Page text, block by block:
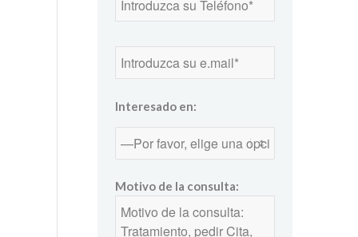
Interesado en:
Motivo de la consulta: